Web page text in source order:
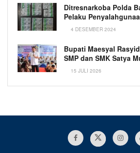
Ditresnarkoba Polda
Pelaku
4 DESEMBER 2024
Bupati Maesyal
SMP dan SMK Satya
15 JULI 2026